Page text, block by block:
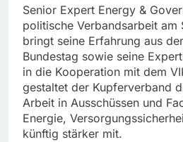
Senior Expert Energy &
politische Verbandsarbeit am
bringt seine Erfahrung aus
Bundestag sowie seine
in die Kooperation mit dem
gestaltet der Kupferverband
Arbeit in Ausschüssen und
Energie,
künftig stärker mit.